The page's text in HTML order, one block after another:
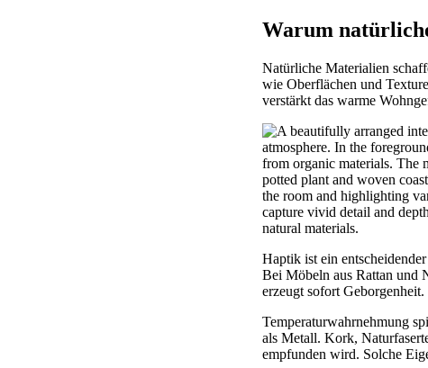
Warum
Natürliche Materialien
wie Oberflächen und
verstärkt das warme
Haptik ist ein
Bei Möbeln aus Rattan und
erzeugt sofort Geborgenheit.
Temperaturwahrnehmung
als Metall. Kork,
empfunden wird. Solche